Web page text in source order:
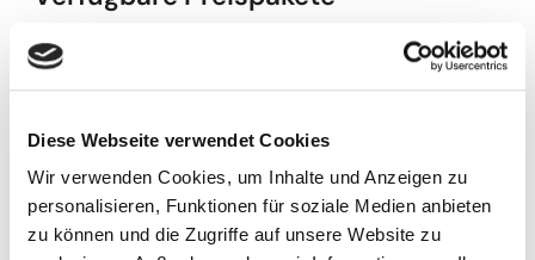
Diese Webseite verwendet Cookies
Wir verwenden Cookies, um Inhalte und Anzeigen zu
personalisieren, Funktionen für soziale Medien anbieten
zu können und die Zugriffe auf unsere Website zu
Schubert-Touristik GmbH
Optionale Leistungen
Parkplatz Hertzstr. 6 Aschersleben
3,00 €
Parkplatz Erfurt Flughafen
3,00 €